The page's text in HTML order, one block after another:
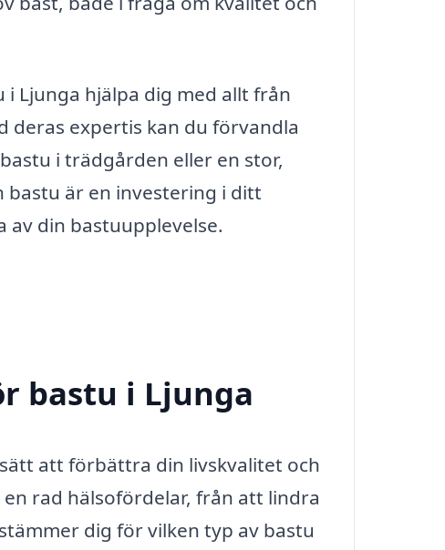
Ljunga hjälpa dig med allt från
deras expertis kan du förvandla
i trädgården eller en stor,
är en investering i ditt
din bastuupplevelse.
bastu i Ljunga
att förbättra din livskvalitet och
rad hälsofördelar, från att lindra
dig för vilken typ av bastu